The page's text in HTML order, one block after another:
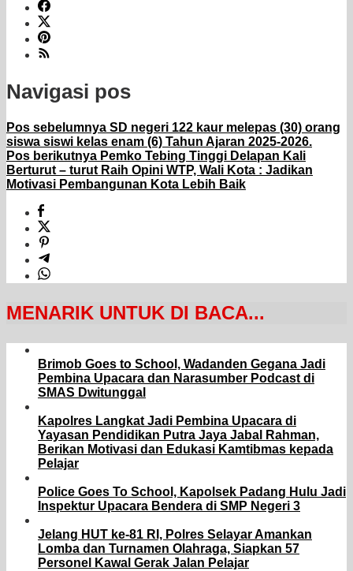
Navigasi pos
Pos sebelumnya SD negeri 122 kaur melepas (30) orang
siswa siswi kelas enam (6) Tahun Ajaran 2025-2026.
Pos berikutnya Pemko Tebing Tinggi Delapan Kali
Berturut – turut Raih Opini WTP, Wali Kota : Jadikan
Motivasi Pembangunan Kota Lebih Baik
MENARIK UNTUK DI BACA...
Brimob Goes to School, Wadanden Gegana Jadi
Pembina Upacara dan Narasumber Podcast di
SMAS Dwitunggal
Kapolres Langkat Jadi Pembina Upacara di
Yayasan Pendidikan Putra Jaya Jabal Rahman,
Berikan Motivasi dan Edukasi Kamtibmas kepada
Pelajar
Police Goes To School, Kapolsek Padang Hulu Jadi
Inspektur Upacara Bendera di SMP Negeri 3
Jelang HUT ke-81 RI, Polres Selayar Amankan
Lomba dan Turnamen Olahraga, Siapkan 57
Personel Kawal Gerak Jalan Pelajar